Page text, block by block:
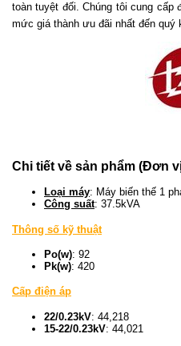
toàn tuyệt đối. Chúng tôi cung cấp
mức giá thành ưu đãi nhất đến quý
Chi tiết về sản phẩm (Đơn
Loại máy: Máy biến thế 1
Công suất: 37.5kVA
Thông số kỹ thuật
Po(w): 92
Pk(w): 420
Cấp điện áp
22/0.23kV: 44,218
15-22/0.23kV: 44,021